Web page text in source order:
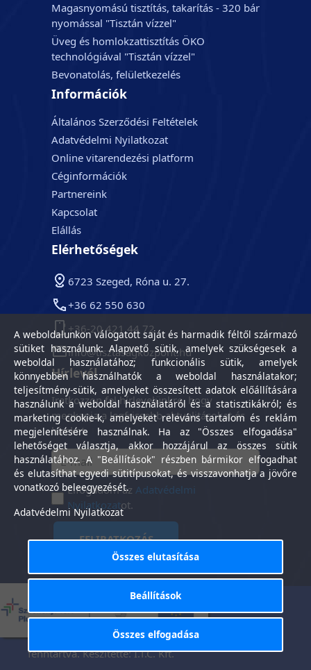
Magasnyomású tisztítás, takarítás - 320 bár
nyomással "Tisztán vízzel"
Üveg és homlokzattisztítás ÖKO
technológiával "Tisztán vízzel"
Bevonatolás, felületkezelés
Információk
Általános Szerződési Feltételek
Adatvédelmi Nyilatkozat
Online vitarendezési platform
Céginformációk
Partnereink
Kapcsolat
Elállás
Elérhetőségek
6723 Szeged, Róna u. 27.
+36 62 550 630
+36-20 421 44 72
info@tisztasagkozpont.hu
Hírlevél
Iratkozzon fel hírlevelünkre, hogy
megkapja a legfrissebb aktualitásokat és
híreket.
Elfogadom azAdatvédelmi
Nyilatkozatot.
FELIRATKOZÁS
Tisztaság Központ Kft. © 2025. Minden jog
fenntartva. Készítette:I.T.C. Kft.
Általános Szerződési
Feltételek
-
tájékoztató
A weboldalunkon válogatott saját és harmadik féltől származó
sütiket használunk: Alapvető sütik, amelyek szükségesek a
weboldal használatához; funkcionális sütik, amelyek
könnyebben használhatók a weboldal használatakor;
teljesítmény-sütik, amelyeket összesített adatok előállítására
használunk a weboldal használatáról és a statisztikákról; és
marketing cookie-k, amelyeket releváns tartalom és reklám
megjelenítésére használnak. Ha az "Összes elfogadása"
lehetőséget választja, akkor hozzájárul az összes sütik
használatához. A "Beállítások" részben bármikor elfogadhat
és elutasíthat egyedi sütitípusokat, és visszavonhatja a jövőre
vonatkozó beleegyezését.
Adatvédelmi Nyilatkozat
Összes elutasítása
Beállítások
Összes elfogadása